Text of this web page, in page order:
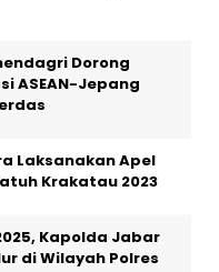
Dorong
ASEAN-Jepang
Laksanakan Apel
Krakatau 2023
Kapolda Jabar
di Wilayah Polres